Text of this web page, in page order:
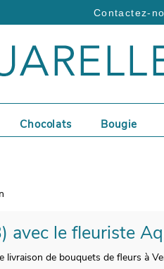
Contactez-
Chocolats Bougie
avec le fleuriste
de bouquets de fleurs à